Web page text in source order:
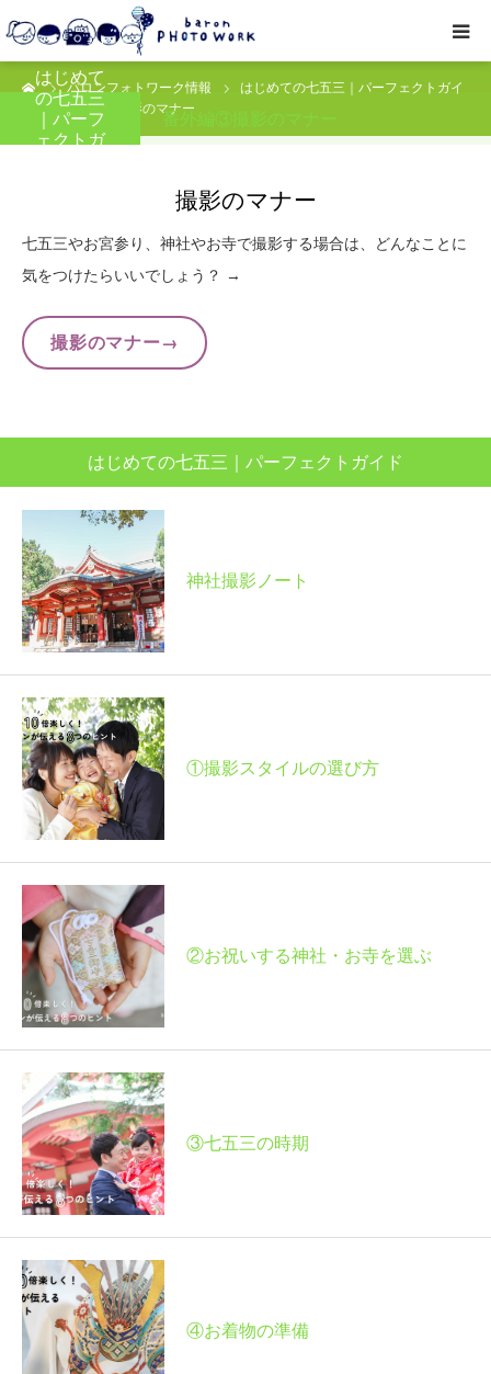
バロンフォトワーク情報
はじめての七五三｜パーフェクトガイ
番外編③撮影のマナー
はじめて
の七五三
｜パーフ
ェクトガ
番外編③撮影のマナー
撮影のマナー
七五三やお宮参り、神社やお寺で撮影する場合は、どんなことに
気をつけたらいいでしょう？ →
撮影のマナー→
はじめての七五三｜パーフェクトガイド
神社撮影ノート
①撮影スタイルの選び方
②お祝いする神社・お寺を選ぶ
③七五三の時期
④お着物の準備
撮影プラン
● お写真とご感想
レッスン/撮影会
ご予約
Q&A